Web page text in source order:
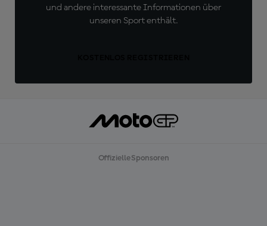
und andere interessante Informationen über
unseren Sport enthält.
Offizielle Sponsoren